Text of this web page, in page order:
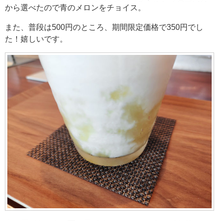
から選べたので青のメロンをチョイス。
また、普段は500円のところ、期間限定価格で350円でし
た！嬉しいです。